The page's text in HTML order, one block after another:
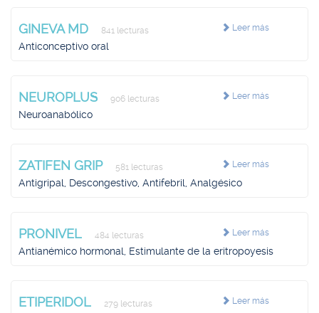
Leer más
GINEVA MD 841 lecturas
Anticonceptivo oral
Leer más
NEUROPLUS 906 lecturas
Neuroanabólico
Leer más
ZATIFEN GRIP 581 lecturas
Antigripal, Descongestivo, Antifebril, Analgésico
Leer más
PRONIVEL 484 lecturas
Antianémico hormonal, Estimulante de la eritropoyesis
Leer más
ETIPERIDOL 279 lecturas